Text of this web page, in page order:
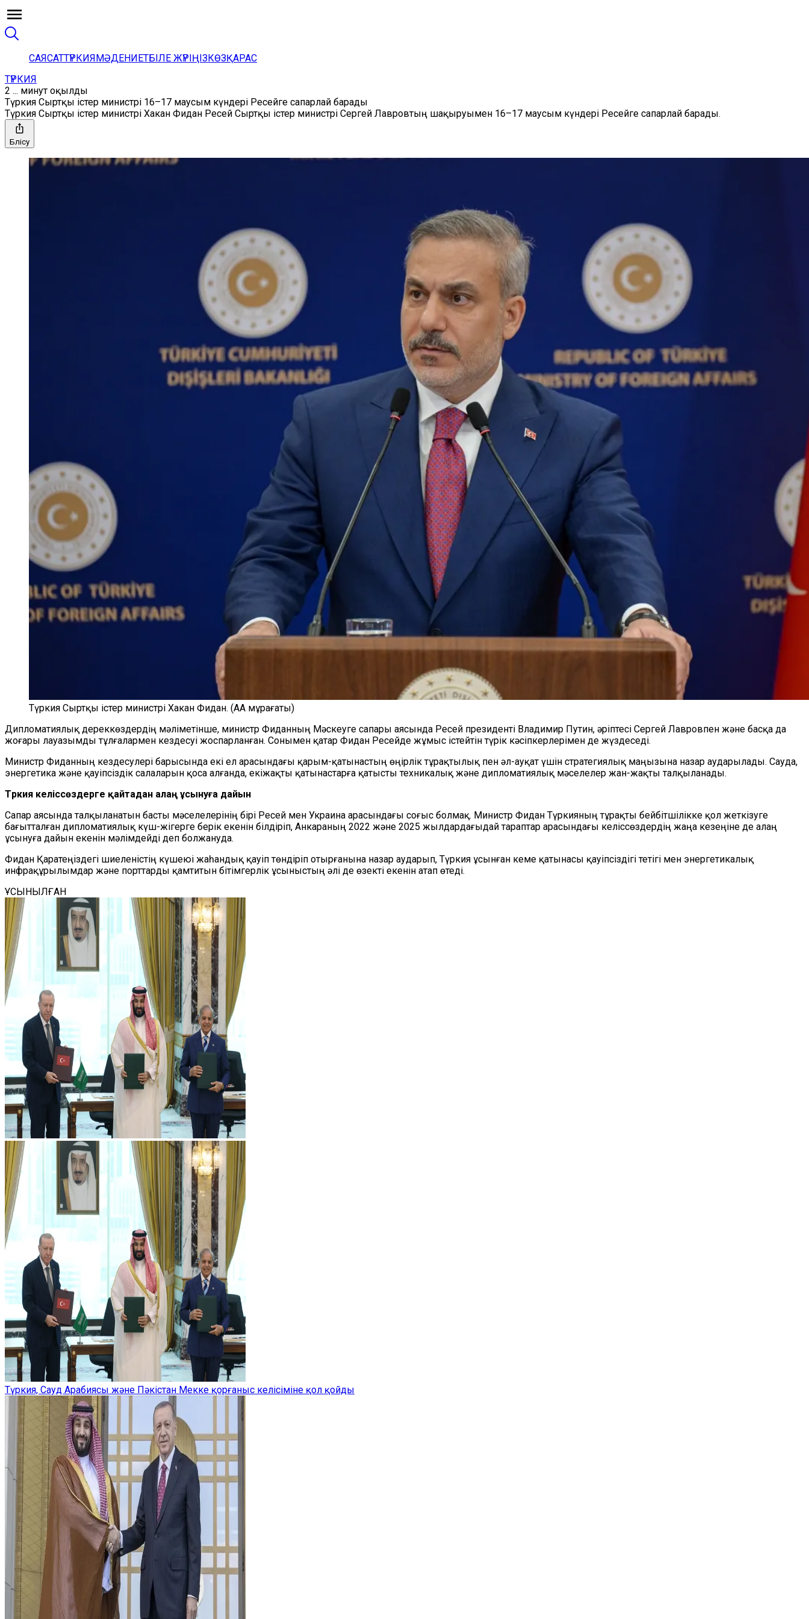
САЯСАТТҮРКИЯМӘДЕНИЕТБІЛЕ ЖҮРІҢІЗКӨЗҚАРАС
ТҮРКИЯ
2 ... минут оқылды
Түркия Сыртқы істер министрі 16–17 маусым күндері Ресейге сапарлай барады
Түркия Сыртқы істер министрі Хакан Фидан Ресей Сыртқы істер министрі Сергей Лавровтың шақыруымен 16–17 маусым күндері Ресейге сапарлай барады.
Бөлісу
Түркия Сыртқы істер министрі Хакан Фидан. (AA мұрағаты)
Дипломатиялық дереккөздердің мәліметінше, министр Фиданның Мәскеуге сапары аясында Ресей президенті Владимир Путин, әріптесі Сергей Лавровпен және басқа да
жоғары лауазымды тұлғалармен кездесуі жоспарланған. Сонымен қатар Фидан Ресейде жұмыс істейтін түрік кәсіпкерлерімен де жүздеседі.
Министр Фиданның кездесулері барысында екі ел арасындағы қарым-қатынастың өңірлік тұрақтылық пен әл-ауқат үшін стратегиялық маңызына назар аударылады. Сауда,
энергетика және қауіпсіздік салаларын қоса алғанда, екіжақты қатынастарға қатысты техникалық және дипломатиялық мәселелер жан-жақты талқыланады.
Түркия келіссөздерге қайтадан алаң ұсынуға дайын
Сапар аясында талқыланатын басты мәселелерінің бірі Ресей мен Украина арасындағы соғыс болмақ. Министр Фидан Түркияның тұрақты бейбітшілікке қол жеткізуге
бағытталған дипломатиялық күш-жігерге берік екенін білдіріп, Анкараның 2022 және 2025 жылдардағыдай тараптар арасындағы келіссөздердің жаңа кезеңіне де алаң
ұсынуға дайын екенін мәлімдейді деп болжануда.
Фидан Қаратеңіздегі шиеленістің күшеюі жаһандық қауіп төндіріп отырғанына назар аударып, Түркия ұсынған кеме қатынасы қауіпсіздігі тетігі мен энергетикалық
инфрақұрылымдар және порттарды қамтитын бітімгерлік ұсыныстың әлі де өзекті екенін атап өтеді.
ҰСЫНЫЛҒАН
Түркия, Сауд Арабиясы және Пәкістан Мекке қорғаныс келісіміне қол қойды